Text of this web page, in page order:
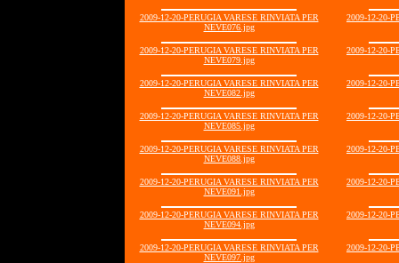
2009-12-20-PERUGIA VARESE RINVIATA PER
NEVE076.jpg
2009-12-20-
2009-12-20-PERUGIA VARESE RINVIATA PER
NEVE079.jpg
2009-12-20-
2009-12-20-PERUGIA VARESE RINVIATA PER
NEVE082.jpg
2009-12-20-
2009-12-20-PERUGIA VARESE RINVIATA PER
NEVE085.jpg
2009-12-20-
2009-12-20-PERUGIA VARESE RINVIATA PER
NEVE088.jpg
2009-12-20-
2009-12-20-PERUGIA VARESE RINVIATA PER
NEVE091.jpg
2009-12-20-
2009-12-20-PERUGIA VARESE RINVIATA PER
NEVE094.jpg
2009-12-20-
2009-12-20-PERUGIA VARESE RINVIATA PER
NEVE097.jpg
2009-12-20-